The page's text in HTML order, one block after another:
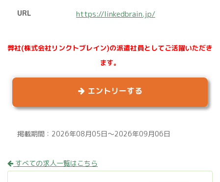
URL https://linkedbrain.jp/
弊社(株式会社リンクトブレイン)の派遣社員としてご活躍いただき
ます。
エントリーする
掲載期間：2026年08月05日～2026年09月06日
すべての求人一覧はこちら